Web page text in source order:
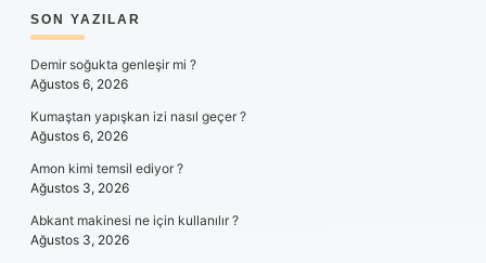
SIDEBAR
SON YAZILAR
Demir soğukta genleşir mi ?
Ağustos 6, 2026
Kumaştan yapışkan izi nasıl geçer ?
Ağustos 6, 2026
Amon kimi temsil ediyor ?
Ağustos 3, 2026
Abkant makinesi ne için kullanılır ?
Ağustos 3, 2026